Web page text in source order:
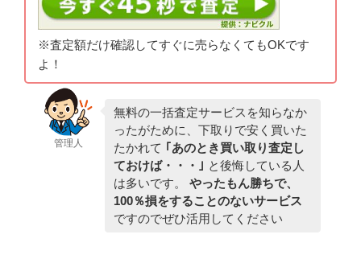
※査定額だけ確認してすぐに売らなくてもOKです
よ！
管理人
無料の一括査定サービスを知らなか
ったがために、下取りで安く買いた
たかれて ｢あのとき買い取り査定し
ておけば・・・｣ と後悔している人
は多いです。 やったもん勝ちで、
100％損をすることのないサービス
ですのでぜひ活用してください